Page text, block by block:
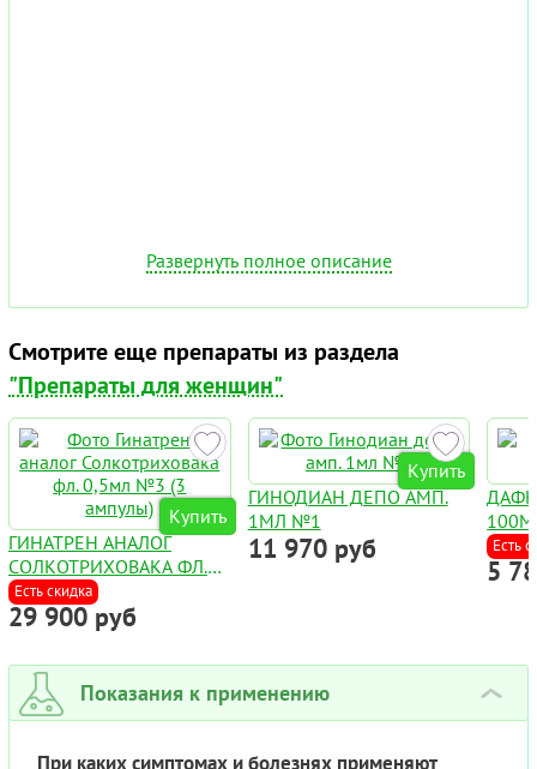
Развернуть полное описание
Смотрите еще препараты из раздела
"Препараты для женщин"
Купить
ГИНАТРЕН АНАЛОГ
СОЛКОТРИХОВАКА ФЛ.
0,5МЛ №3 (3 АМПУЛЫ)
Есть скидка
29 900 руб
Купить
ГИНОДИАН ДЕПО АМП.
1МЛ №1
11 970 руб Есть
5
Показания к применению ›
При каких симптомах и болезнях применяют